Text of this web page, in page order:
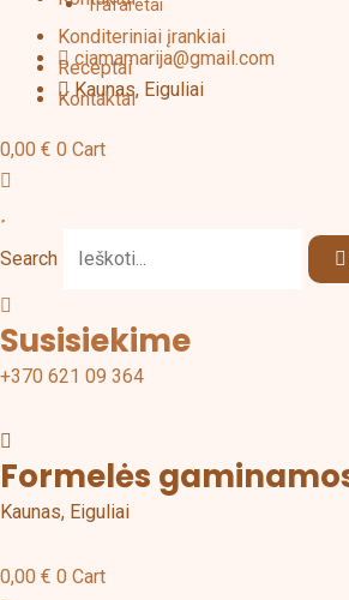
ciamamarija@gmail.com
Kaunas, Eiguliai
0,00 € 0 Cart
Search
Susisiekime
+370 621 09 364
Formelės
Kaunas, Eiguliai
0,00 € 0 Cart
Trafaretai
Konditeriniai įrankiai
Receptai
Kontaktai